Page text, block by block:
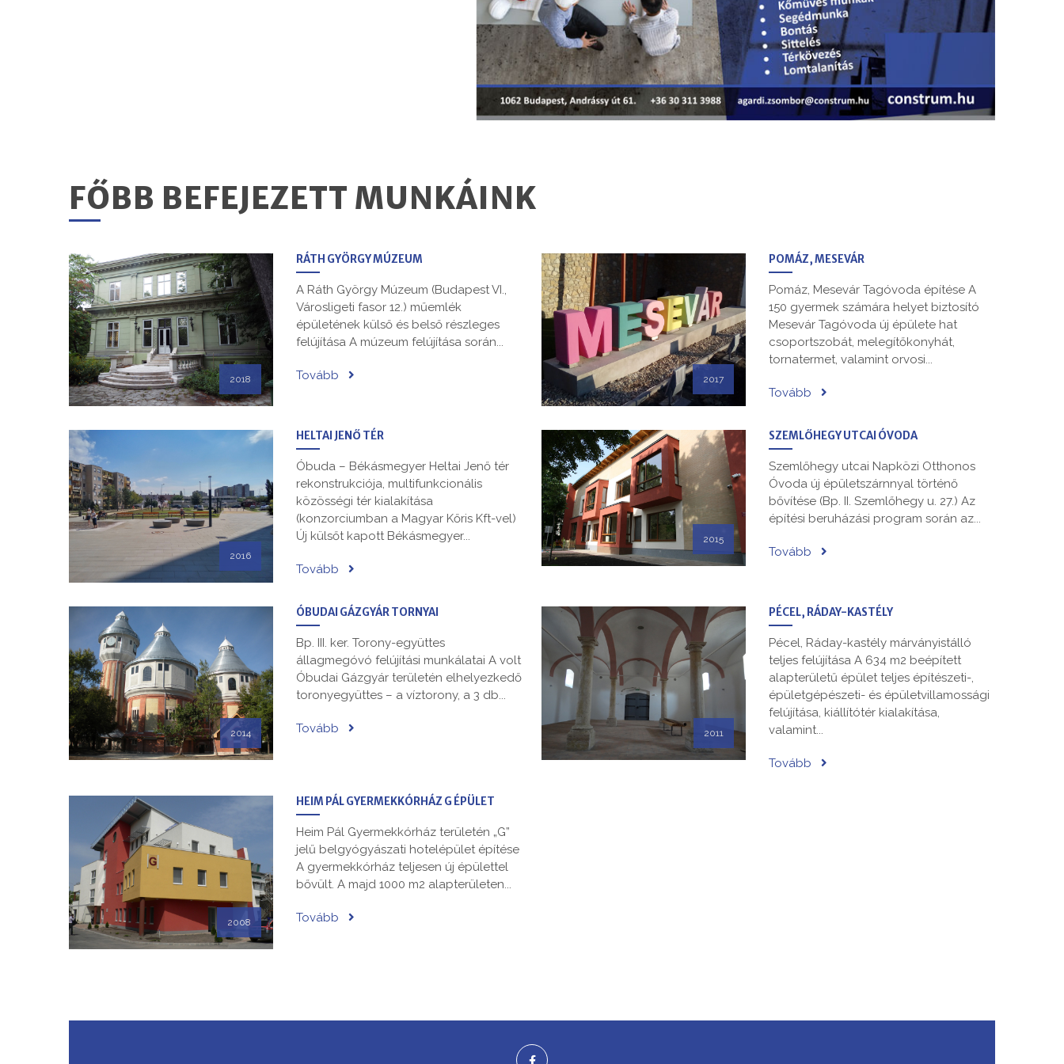
FŐBB BEFEJEZETT MUNKÁINK
2018
RÁTH GYÖRGY MÚZEUM
A Ráth György Múzeum (Budapest VI.,
Városligeti fasor 12.) műemlék
épületének külső és belső részleges
felújítása A múzeum felújítása során...
Tovább 2017
POMÁZ, MESEVÁR
Pomáz, Mesevár Tagóvoda építése A
150 gyermek számára helyet biztosító
Mesevár Tagóvoda új épülete hat
csoportszobát, melegítőkonyhát,
tornatermet, valamint orvosi...
Tovább
2016
HELTAI JENŐ TÉR
Óbuda – Békásmegyer Heltai Jenő tér
rekonstrukciója, multifunkcionális
közösségi tér kialakítása
(konzorciumban a Magyar Kőris Kft-vel)
Új külsőt kapott Békásmegyer...
Tovább
2015
SZEMLŐHEGY UTCAI ÓVODA
Szemlőhegy utcai Napközi Otthonos
Óvoda új épületszárnnyal történő
bővítése (Bp. II. Szemlőhegy u. 27.) Az
építési beruházási program során az...
Tovább
2014
ÓBUDAI GÁZGYÁR TORNYAI
Bp. III. ker. Torony-együttes
állagmegóvó felújítási munkálatai A volt
Óbudai Gázgyár területén elhelyezkedő
toronyegyüttes – a víztorony, a 3 db...
Tovább 2011
PÉCEL, RÁDAY-KASTÉLY
Pécel, Ráday-kastély márványistálló
teljes felújítása A 634 m2 beépített
alapterületű épület teljes építészeti-,
épületgépészeti- és épületvillamossági
felújítása, kiállítótér kialakítása,
valamint...
Tovább
2008
HEIM PÁL GYERMEKKÓRHÁZ G ÉPÜLET
Heim Pál Gyermekkórház területén „G”
jelű belgyógyászati hotelépület építése
A gyermekkórház teljesen új épülettel
bővült. A majd 1000 m2 alapterületen...
Tovább